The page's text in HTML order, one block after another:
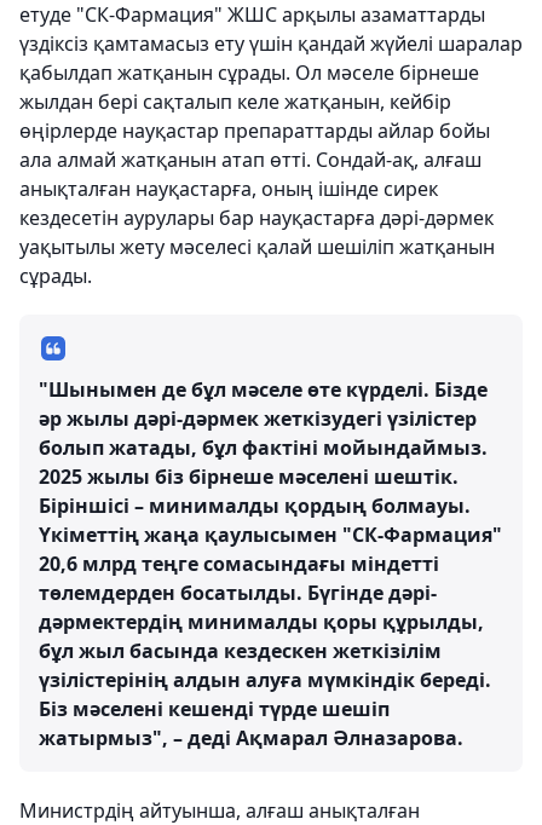
етуде "СК-Фармация" ЖШС арқылы азаматтарды
үздіксіз қамтамасыз ету үшін қандай жүйелі шаралар
қабылдап жатқанын сұрады. Ол мәселе бірнеше
жылдан бері сақталып келе жатқанын, кейбір
өңірлерде науқастар препараттарды айлар бойы
ала алмай жатқанын атап өтті. Сондай-ақ, алғаш
анықталған науқастарға, оның ішінде сирек
кездесетін аурулары бар науқастарға дәрі-дәрмек
уақытылы жету мәселесі қалай шешіліп жатқанын
сұрады.
"Шынымен де бұл мәселе өте күрделі. Бізде
әр жылы дәрі-дәрмек жеткізудегі үзілістер
болып жатады, бұл фактіні мойындаймыз.
2025 жылы біз бірнеше мәселені шештік.
Біріншісі – минималды қордың болмауы.
Үкіметтің жаңа қаулысымен "СК-Фармация"
20,6 млрд теңге сомасындағы міндетті
төлемдерден босатылды. Бүгінде дәрі-
дәрмектердің минималды қоры құрылды,
бұл жыл басында кездескен жеткізілім
үзілістерінің алдын алуға мүмкіндік береді.
Біз мәселені кешенді түрде шешіп
жатырмыз", – деді Ақмарал Әлназарова.
Министрдің айтуынша, алғаш анықталған